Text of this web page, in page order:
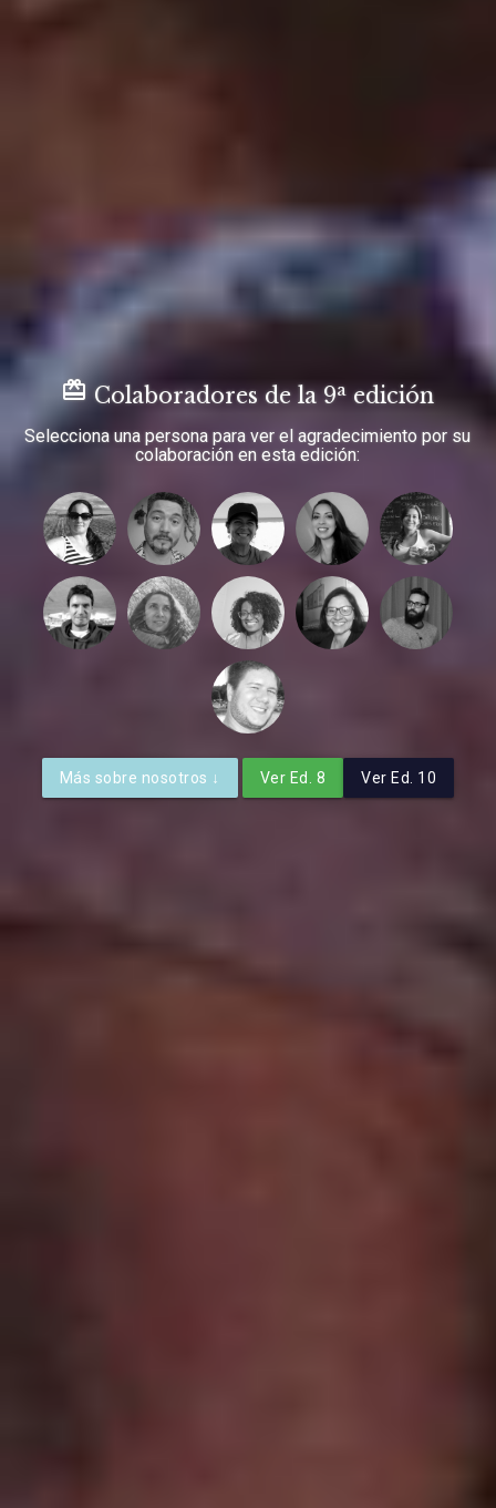
card_giftcard Colaboradores de la 9a edición
Selecciona una persona para ver el agradecimiento por su
colaboración en esta edición:
Más sobre nosotros ↓ Ver Ed. 8 Ver Ed. 10